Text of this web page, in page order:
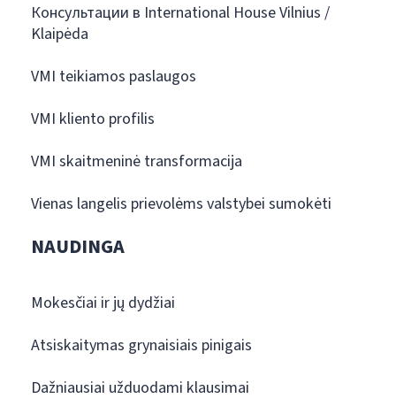
Консультации в International House Vilnius /
Klaipėda
VMI teikiamos paslaugos
VMI kliento profilis
VMI skaitmeninė transformacija
Vienas langelis prievolėms valstybei sumokėti
NAUDINGA
Mokesčiai ir jų dydžiai
Atsiskaitymas grynaisiais pinigais
Dažniausiai užduodami klausimai